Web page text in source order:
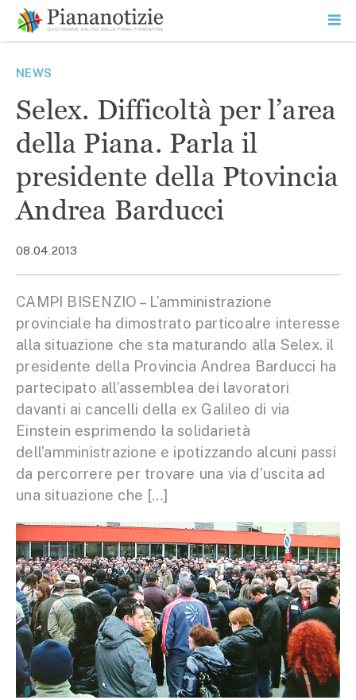
contenuto
SEARCH
NEWS
Selex. Difficoltà per l’area
della Piana. Parla il
presidente della Ptovincia
Andrea Barducci
08.04.2013
CAMPI BISENZIO – L’amministrazione
provinciale ha dimostrato particoalre interesse
alla situazione che sta maturando alla Selex. il
presidente della Provincia Andrea Barducci ha
partecipato all’assemblea dei lavoratori
davanti ai cancelli della ex Galileo di via
Einstein esprimendo la solidarietà
dell’amministrazione e ipotizzando alcuni passi
da percorrere per trovare una via d’uscita ad
una situazione che […]